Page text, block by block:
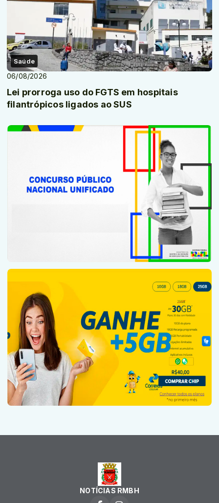
Saúde
06/08/2026
Lei prorroga uso do FGTS em hospitais
filantrópicos ligados ao SUS
NOTÍCIAS RMBH